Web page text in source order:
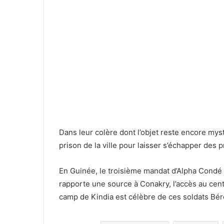
Dans leur colère dont l’objet reste encore
prison de la ville pour laisser s’échapper
En Guinée, le troisième mandat d’Alpha
rapporte une source à Conakry, l’accès au
camp de Kindia est célèbre de ces soldats